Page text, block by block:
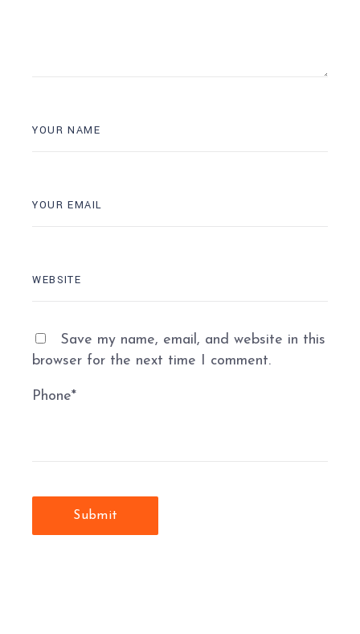
Save my name, email, and website in this
browser for the next time I comment.
Phone*
Submit